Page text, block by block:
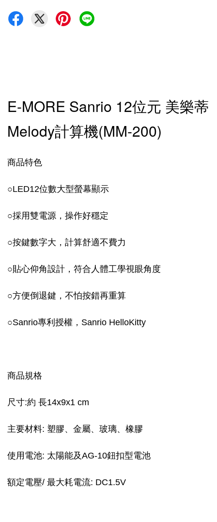
E-MORE Sanrio 12位元 美樂蒂
Melody計算機(MM-200)
商品特色
○LED12位數大型螢幕顯示
○採用雙電源，操作好穩定
○按鍵數字大，計算舒適不費力
○貼心仰角設計，符合人體工學視眼角度
○方便倒退鍵，不怕按錯再重算
○Sanrio專利授權，Sanrio HelloKitty
商品規格
尺寸:約 長14x9x1 cm
主要材料: 塑膠、金屬、玻璃、橡膠
使用電池: 太陽能及AG-10鈕扣型電池
額定電壓/ 最大耗電流: DC1.5V